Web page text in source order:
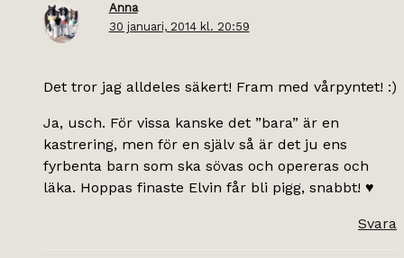
Anna
30 januari, 2014 kl. 20:59
Det tror jag alldeles säkert! Fram med vårpyntet! :)
Ja, usch. För vissa kanske det ”bara” är en
kastrering, men för en själv så är det ju ens
fyrbenta barn som ska sövas och opereras och
läka. Hoppas finaste Elvin får bli pigg, snabbt! ♥
Svara